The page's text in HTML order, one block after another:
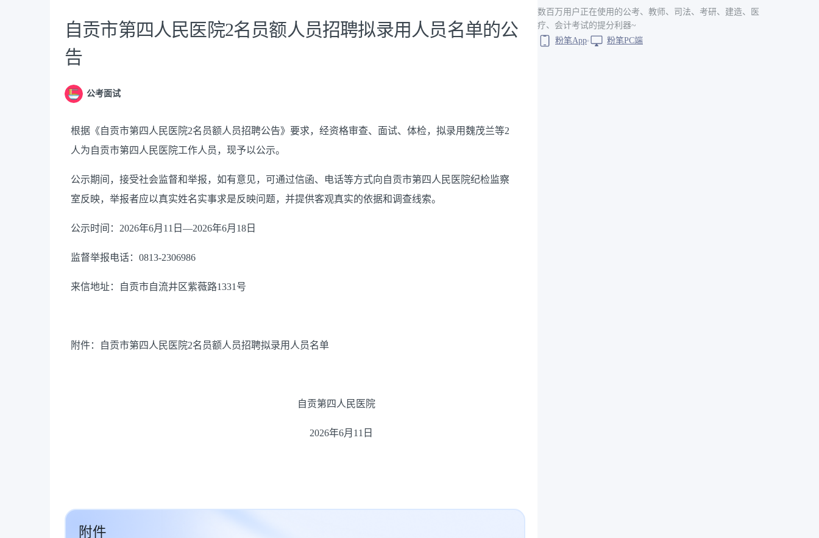
自贡市第四人民医院2名员额人员招聘拟录用人员名单的公
告
公考面试
根据《自贡市第四人民医院2名员额人员招聘公告》要求，经资格审查、面试、体检，拟录用魏茂兰等2
人为自贡市第四人民医院工作人员，现予以公示。
公示期间，接受社会监督和举报，如有意见，可通过信函、电话等方式向自贡市第四人民医院纪检监察
室反映，举报者应以真实姓名实事求是反映问题，并提供客观真实的依据和调查线索。
公示时间： 2026年6月 11 日 —2026年6月 18 日
监督举报电话： 0813-2306986
来信地址： 自贡市自流井区紫薇路1331 号
附件：自贡市第四人民医院2名员额人员招聘拟录用人员名单
自贡第四人民医院
2026年6月 11 日
附件
数百万用户正在使用的公考、教师、司法、考研、建造、医
疗、会计考试的提分利器~
粉笔App
粉笔PC端